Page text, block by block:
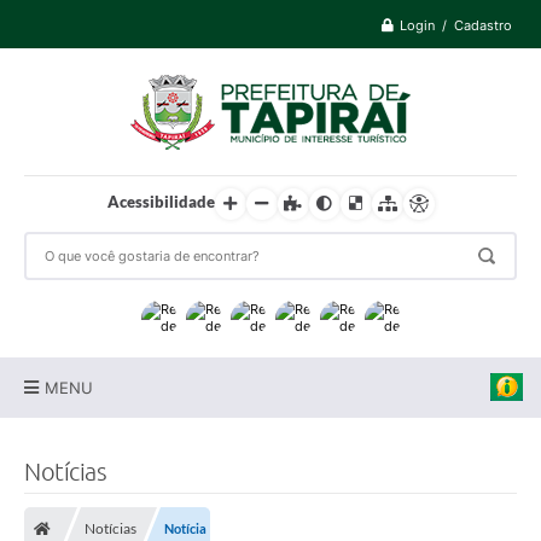
Login / Cadastro
Acessibilidade
MENU
Notícias
Notícias Notícia